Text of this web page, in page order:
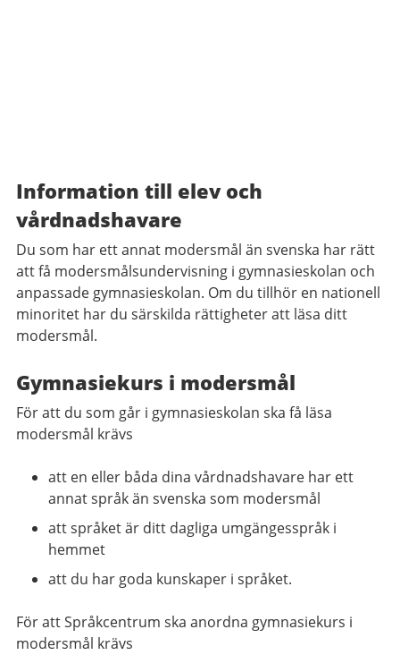
Information till elev och
vårdnadshavare
Du som har ett annat modersmål än svenska har rätt
att få modersmålsundervisning i gymnasieskolan och
anpassade gymnasieskolan. Om du tillhör en nationell
minoritet har du särskilda rättigheter att läsa ditt
modersmål.
Gymnasiekurs i modersmål
För att du som går i gymnasieskolan ska få läsa
modersmål krävs
att en eller båda dina vårdnadshavare har ett
annat språk än svenska som modersmål
att språket är ditt dagliga umgängesspråk i
hemmet
att du har goda kunskaper i språket.
För att Språkcentrum ska anordna gymnasiekurs i
modersmål krävs